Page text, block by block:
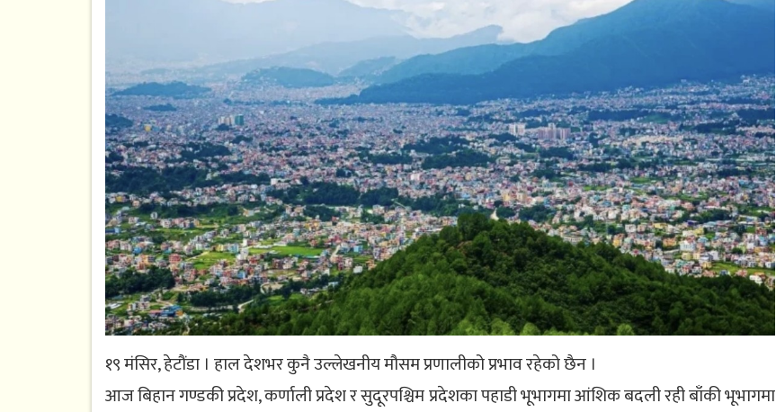
१९ मंसिर, हेटौंडा । हाल देशभर कुनै उल्लेखनीय मौसम प्रणालीको प्रभाव रहेको छैन ।
आज बिहान गण्डकी प्रदेश, कर्णाली प्रदेश र सुदूरपश्चिम प्रदेशका पहाडी भूभागमा आंशिक बदली रही बाँकी भूभागमा